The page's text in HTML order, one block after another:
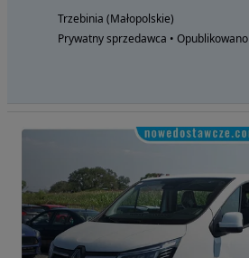
Trzebinia (Małopolskie)
Prywatny sprzedawca • Opublikowano